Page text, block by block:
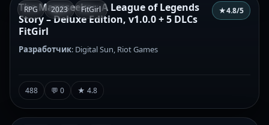
RPG 2023 FitGirl
The Mageseeker: A League of Legends
Story – Deluxe Edition, v1.0.0 + 5 DLCs
FitGirl
★4.8/5
Разработчик: Digital Sun, Riot Games
488 💬 0 ★ 4.8